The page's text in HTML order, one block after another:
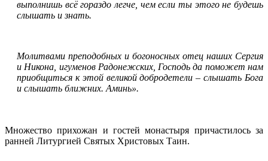
выполнишь всё гораздо легче, чем если ты этого не будешь
слышать и знать.
Молитвами преподобных и богоносных отец наших Сергия
и Никона, игуменов Радонежских, Господь да поможет нам
приобщиться к этой великой добродетели– слышать Бога
и слышать ближних. Аминь».
Множество прихожан и гостей монастыря причастилось за
ранней Литургией Святых Христовых Таин.